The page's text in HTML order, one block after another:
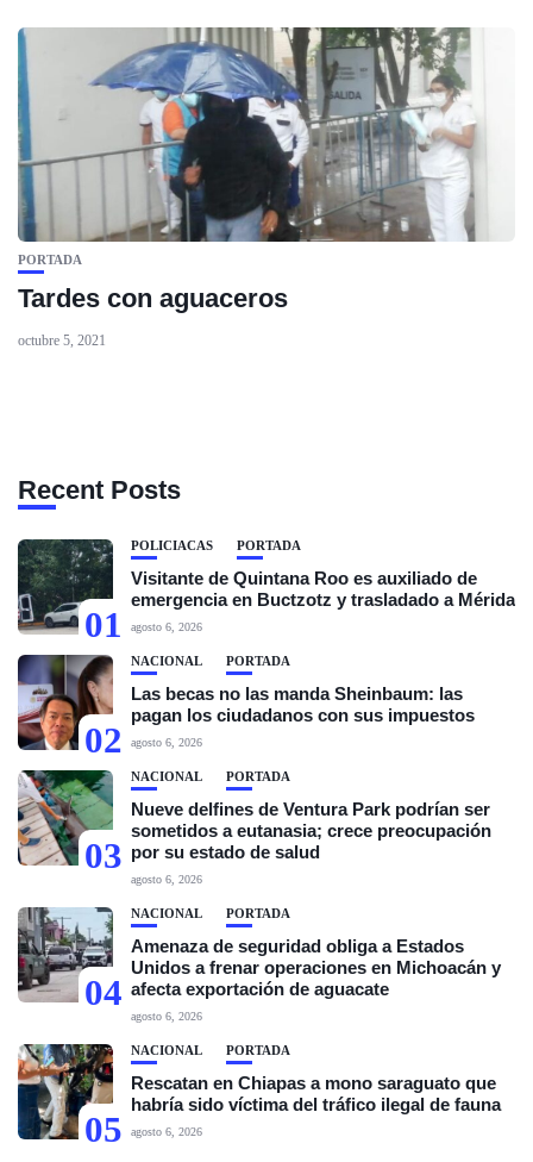
PORTADA
Tardes con aguaceros
octubre 5, 2021
Recent Posts
01
POLICIACAS PORTADA
Visitante de Quintana Roo es auxiliado de
emergencia en Buctzotz y trasladado a Mérida
agosto 6, 2026
02
NACIONAL PORTADA
Las becas no las manda Sheinbaum: las
pagan los ciudadanos con sus impuestos
agosto 6, 2026
03
NACIONAL PORTADA
Nueve delfines de Ventura Park podrían ser
sometidos a eutanasia; crece preocupación
por su estado de salud
agosto 6, 2026
04
NACIONAL PORTADA
Amenaza de seguridad obliga a Estados
Unidos a frenar operaciones en Michoacán y
afecta exportación de aguacate
agosto 6, 2026
05
NACIONAL PORTADA
Rescatan en Chiapas a mono saraguato que
habría sido víctima del tráfico ilegal de fauna
agosto 6, 2026